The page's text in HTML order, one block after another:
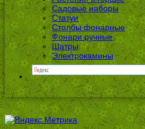
Садовые наборы
Статуи
Столбы фонарные
Фонари ручные
Шатры
Электрокамины